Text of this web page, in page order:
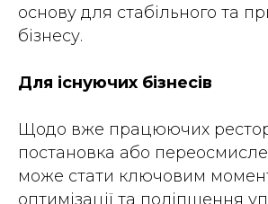
основу для стабільного та
бізнесу.
Для існуючих бізнесів
Щодо вже працюючих
постановка або
може стати ключовим
оптимізації та поліпшення